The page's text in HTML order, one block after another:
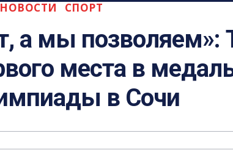
НОВОСТИ СПОРТ
а мы позволяем»:
места в
в Сочи